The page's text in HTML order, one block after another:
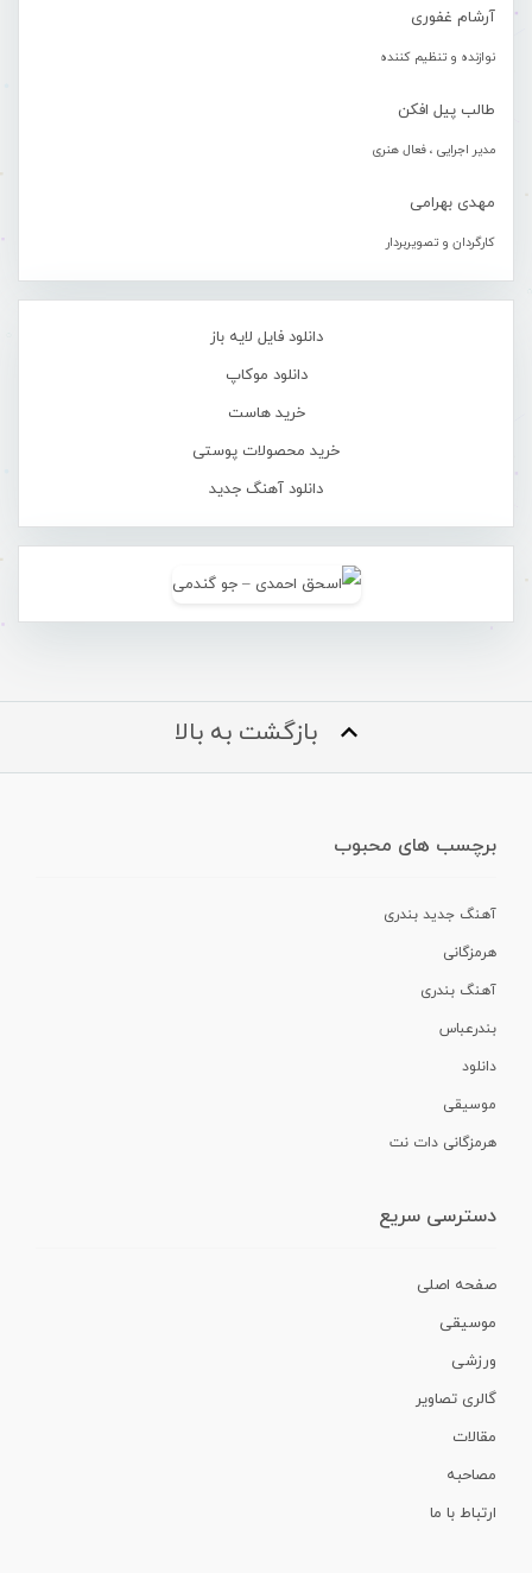
آرشام غفوری
نوازنده و تنظیم کننده
طالب پیل افکن
مدیر اجرایی ، فعال هنری
مهدی بهرامی
کارگردان و تصویربردار
دانلود فایل لایه باز
دانلود موکاپ
خرید هاست
خرید محصولات پوستی
دانلود آهنگ جدید
بازگشت به بالا
برچسب های محبوب
آهنگ جدید بندری
هرمزگانی
آهنگ بندری
بندرعباس
دانلود
موسیقی
هرمزگانی دات نت
دسترسی سریع
صفحه اصلی
موسیقی
ورزشی
گالری تصاویر
مقالات
مصاحبه
ارتباط با ما